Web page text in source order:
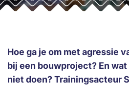
Hoe ga je om met agressie
bij een bouwproject? En
niet doen? Trainingsacteur